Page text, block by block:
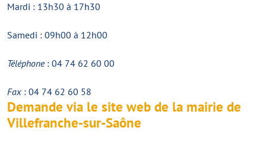
Mardi : 13h30 à 17h30
Samedi : 09h00 à 12h00
Téléphone : 04 74 62 60 00
Fax : 04 74 62 60 58
Demande via le site web de la mairie de
Villefranche-sur-Saône